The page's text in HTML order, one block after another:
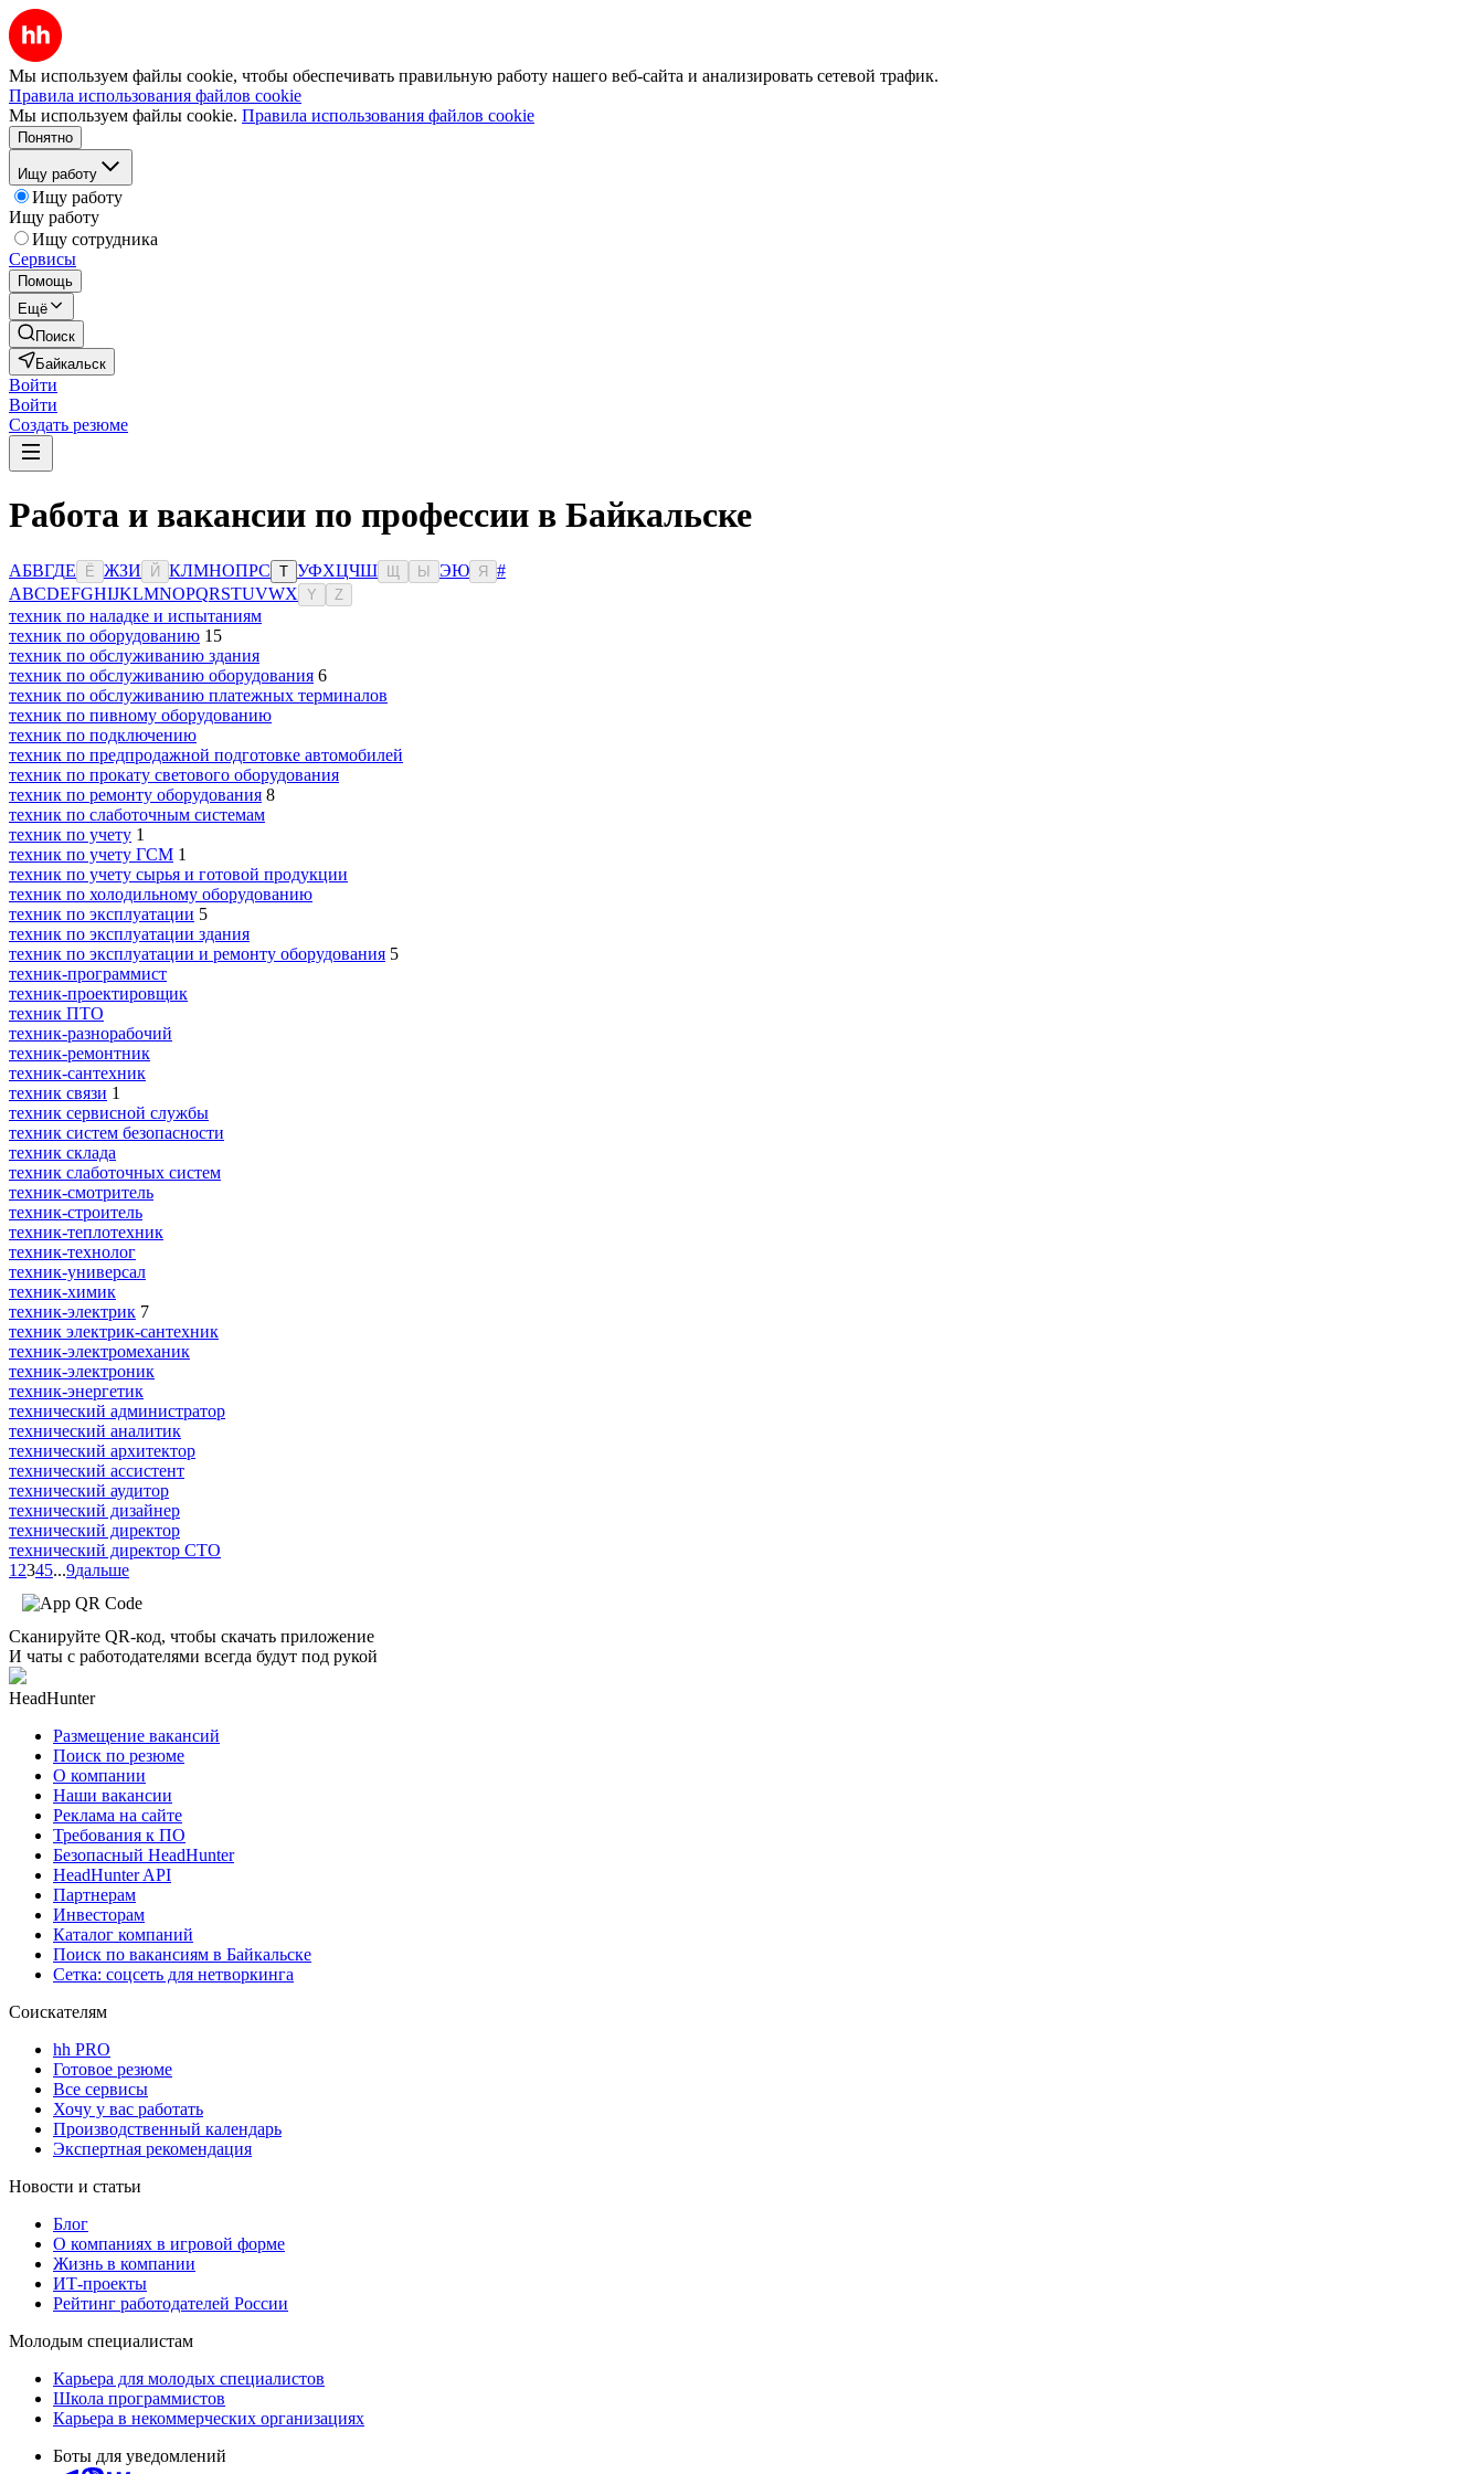
Мы используем файлы cookie, чтобы обеспечивать правильную работу нашего веб-сайта и анализировать сетевой трафик.
Правила использования файлов cookie
Мы используем файлы cookie. Правила использования файлов cookie
Понятно
Ищу работу
Ищу работу
Ищу работу
Ищу сотрудника
Сервисы
Помощь
Ещё
Поиск
Байкальск
Войти
Войти
Создать резюме
Работа и вакансии по профессии в Байкальске
АБВГДЕ Ё ЖЗИ Й КЛМНОПРС Т УФХЦЧШ Ы ЭЮ Я
#
ABCDEFGHIJKLMNOPQRSTUVWX Y Z
техник по наладке и испытаниям
техник по оборудованию 15
техник по обслуживанию здания
техник по обслуживанию оборудования 6
техник по обслуживанию платежных терминалов
техник по пивному оборудованию
техник по подключению
техник по предпродажной подготовке автомобилей
техник по прокату светового оборудования
техник по ремонту оборудования 8
техник по слаботочным системам
техник по учету 1
техник по учету ГСМ 1
техник по учету сырья и готовой продукции
техник по холодильному оборудованию
техник по эксплуатации 5
техник по эксплуатации здания
техник по эксплуатации и ремонту оборудования 5
техник-программист
техник-проектировщик
техник ПТО
техник-разнорабочий
техник-ремонтник
техник-сантехник
техник связи 1
техник сервисной службы
техник систем безопасности
техник склада
техник слаботочных систем
техник-смотритель
техник-строитель
техник-теплотехник
техник-технолог
техник-универсал
техник-химик
техник-электрик 7
техник электрик-сантехник
техник-электромеханик
техник-электроник
техник-энергетик
технический администратор
технический аналитик
технический архитектор
технический ассистент
технический аудитор
технический дизайнер
технический директор
технический директор CTO
1 2345...9дальше
Сканируйте QR-код, чтобы скачать приложение
И чаты с работодателями всегда будут под рукой
HeadHunter
Размещение вакансий
Поиск по резюме
О компании
Наши вакансии
Реклама на сайте
Требования к ПО
Безопасный HeadHunter
HeadHunter API
Партнерам
Инвесторам
Каталог компаний
Поиск по вакансиям в Байкальске
Сетка: соцсеть для нетворкинга
Соискателям
hh PRO
Готовое резюме
Все сервисы
Хочу у вас работать
Производственный календарь
Экспертная рекомендация
Новости и статьи
Блог
О компаниях в игровой форме
Жизнь в компании
ИТ-проекты
Рейтинг работодателей России
Молодым специалистам
Карьера для молодых специалистов
Школа программистов
Карьера в некоммерческих организациях
Боты для уведомлений